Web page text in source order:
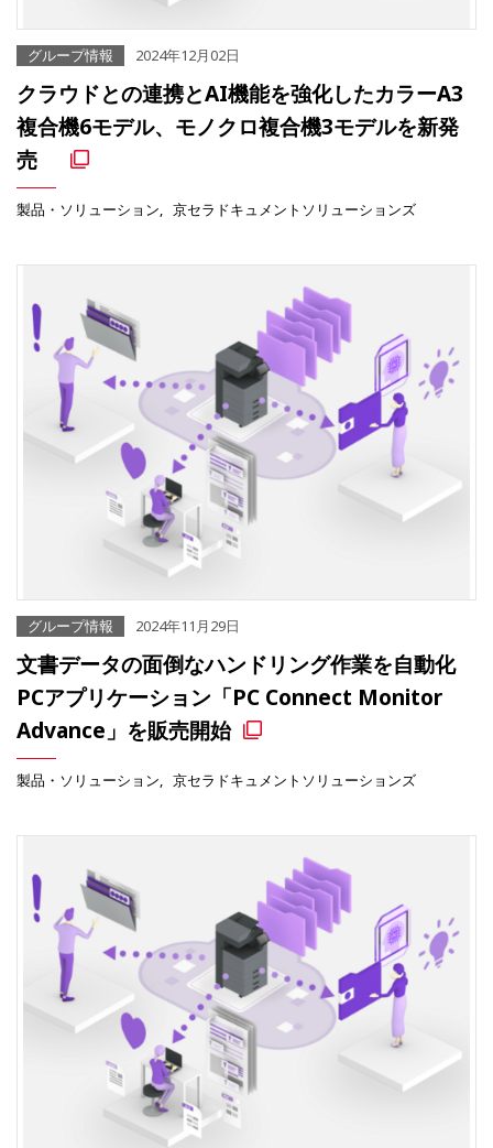
グループ情報 2024年12月02日
クラウドとの連携とAI機能を強化したカラーA3
複合機6モデル、モノクロ複合機3モデルを新発
売
製品・ソリューション 京セラドキュメントソリューションズ
グループ情報 2024年11月29日
文書データの面倒なハンドリング作業を自動化
PCアプリケーション「PC Connect Monitor
Advance」を販売開始
製品・ソリューション 京セラドキュメントソリューションズ